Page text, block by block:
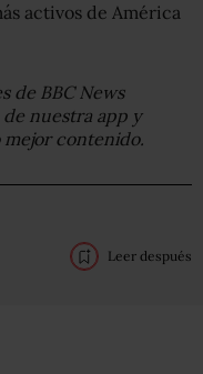
activos de América
de BBC News
nuestra app y
contenido.
Leer después